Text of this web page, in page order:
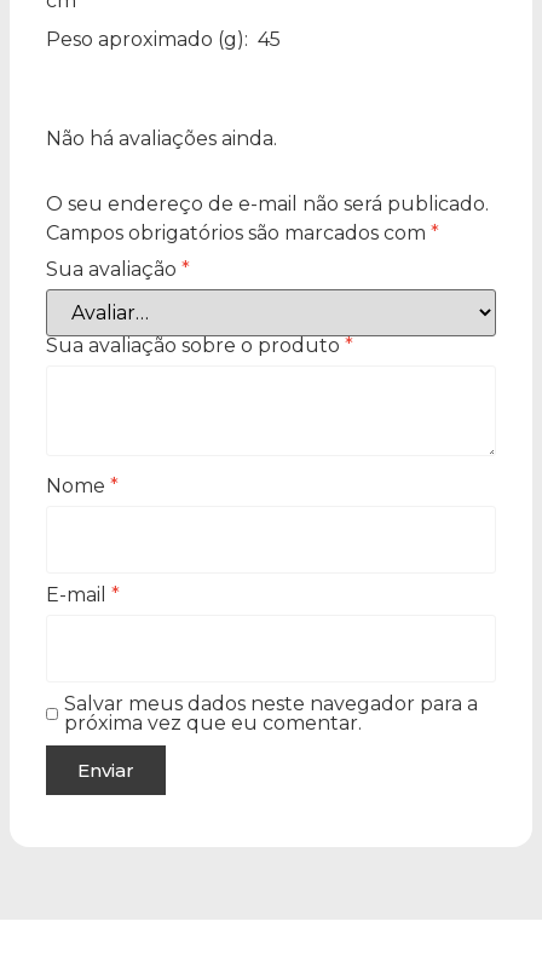
Peso aproximado (g): 45
Não há avaliações ainda.
O seu endereço de e-mail não será publicado.
Campos obrigatórios são marcados com *
Sua avaliação *
Sua avaliação sobre o produto *
Nome *
E-mail *
Salvar meus dados neste navegador para a
próxima vez que eu comentar.